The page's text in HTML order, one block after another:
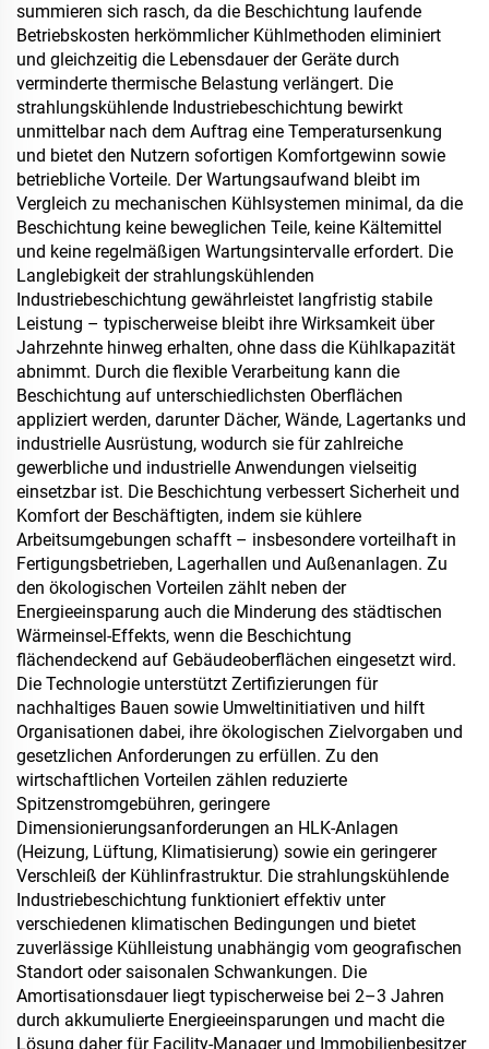
summieren sich rasch, da die Beschichtung laufende
Betriebskosten herkömmlicher Kühlmethoden eliminiert
und gleichzeitig die Lebensdauer der Geräte durch
verminderte thermische Belastung verlängert. Die
strahlungskühlende Industriebeschichtung bewirkt
unmittelbar nach dem Auftrag eine Temperatursenkung
und bietet den Nutzern sofortigen Komfortgewinn sowie
betriebliche Vorteile. Der Wartungsaufwand bleibt im
Vergleich zu mechanischen Kühlsystemen minimal, da die
Beschichtung keine beweglichen Teile, keine Kältemittel
und keine regelmäßigen Wartungsintervalle erfordert. Die
Langlebigkeit der strahlungskühlenden
Industriebeschichtung gewährleistet langfristig stabile
Leistung – typischerweise bleibt ihre Wirksamkeit über
Jahrzehnte hinweg erhalten, ohne dass die Kühlkapazität
abnimmt. Durch die flexible Verarbeitung kann die
Beschichtung auf unterschiedlichsten Oberflächen
appliziert werden, darunter Dächer, Wände, Lagertanks und
industrielle Ausrüstung, wodurch sie für zahlreiche
gewerbliche und industrielle Anwendungen vielseitig
einsetzbar ist. Die Beschichtung verbessert Sicherheit und
Komfort der Beschäftigten, indem sie kühlere
Arbeitsumgebungen schafft – insbesondere vorteilhaft in
Fertigungsbetrieben, Lagerhallen und Außenanlagen. Zu
den ökologischen Vorteilen zählt neben der
Energieeinsparung auch die Minderung des städtischen
Wärmeinsel-Effekts, wenn die Beschichtung
flächendeckend auf Gebäudeoberflächen eingesetzt wird.
Die Technologie unterstützt Zertifizierungen für
nachhaltiges Bauen sowie Umweltinitiativen und hilft
Organisationen dabei, ihre ökologischen Zielvorgaben und
gesetzlichen Anforderungen zu erfüllen. Zu den
wirtschaftlichen Vorteilen zählen reduzierte
Spitzenstromgebühren, geringere
Dimensionierungsanforderungen an HLK-Anlagen
(Heizung, Lüftung, Klimatisierung) sowie ein geringerer
Verschleiß der Kühlinfrastruktur. Die strahlungskühlende
Industriebeschichtung funktioniert effektiv unter
verschiedenen klimatischen Bedingungen und bietet
zuverlässige Kühlleistung unabhängig vom geografischen
Standort oder saisonalen Schwankungen. Die
Amortisationsdauer liegt typischerweise bei 2–3 Jahren
durch akkumulierte Energieeinsparungen und macht die
Lösung daher für Facility-Manager und Immobilienbesitzer